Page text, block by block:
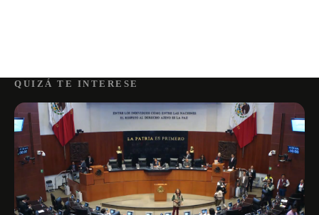
QUIZÁ TE INTERESE